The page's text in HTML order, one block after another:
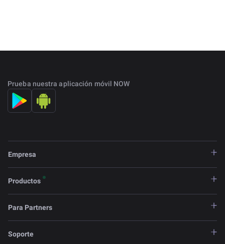
Prueba nuestra aplicación móvil NOW
Empresa
Productos
Para Partners
Soporte